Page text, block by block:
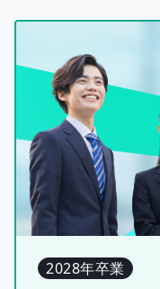
2028年卒業